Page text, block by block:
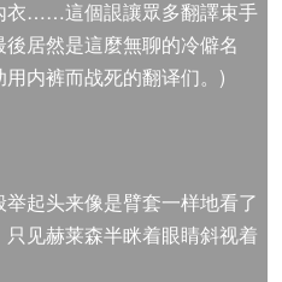
衣……這個詪讓眾多翻譯束手
居然是這麼無聊的冷僻名
内裤而战死的翻译们。)
起头来像是臂套一样地看了
见赫莱森半眯着眼睛斜视着